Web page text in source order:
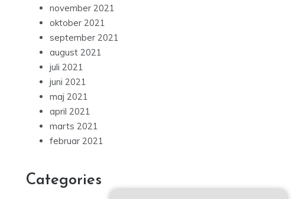
november 2021
oktober 2021
september 2021
august 2021
juli 2021
juni 2021
maj 2021
april 2021
marts 2021
februar 2021
Categories